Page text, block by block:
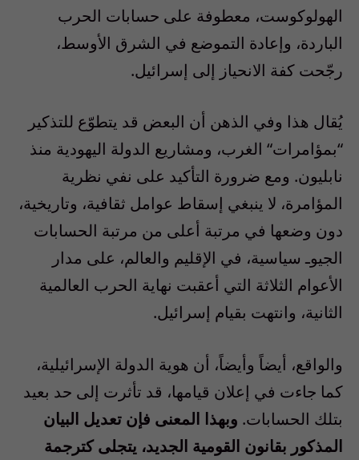
الهولوكوست، معطوفة على حسابات الحرب
الباردة، وإعادة التموضع في الشرق الأوسط،
رجّحت كفة الانحياز إلى إسرائيل.
يُقال هذا وفي الذهن أن البعض قد يتطوّع للتذكير
“بمؤامرات“ الغرب، ومشاريع الدولة اليهودية منذ
نابليون. ومع ضرورة التأكيد على نفي نظرية
المؤامرة، لا ينبغي إسقاط عوامل ثقافية، وتاريخية،
دون وضعها في مرتبة أعلى من مرتبة الحسابات
الجيوـ سياسية، في الإقليم والعالم، على مدار
الأعوام الثلاثة التي أعقبت نهاية الحرب العالمية
الثانية، وانتهت بقيام إسرائيل.
والواقع، أيضاً وأيضاً، أن هوية الدولة الإسرائيلية،
كما جاءت في إعلان قيامها، قد تأثرت إلى حد بعيد
بتلك الحسابات. وبهذا المعنى فإن تعديل البيان
المذكور بقانون القومية الجديد، يتجلى كترجمة